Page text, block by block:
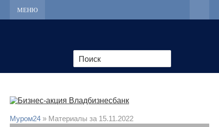
МЕНЮ
Муром24 » Материалы за 15.11.2022